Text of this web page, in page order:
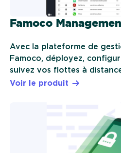
Famoco
Avec la plateforme de
Famoco, déployez,
suivez vos flottes à
Voir le produit